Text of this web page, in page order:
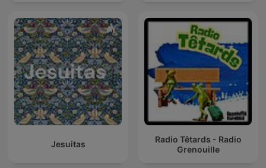
Jesuitas
Radio Têtards - Radio
Grenouille